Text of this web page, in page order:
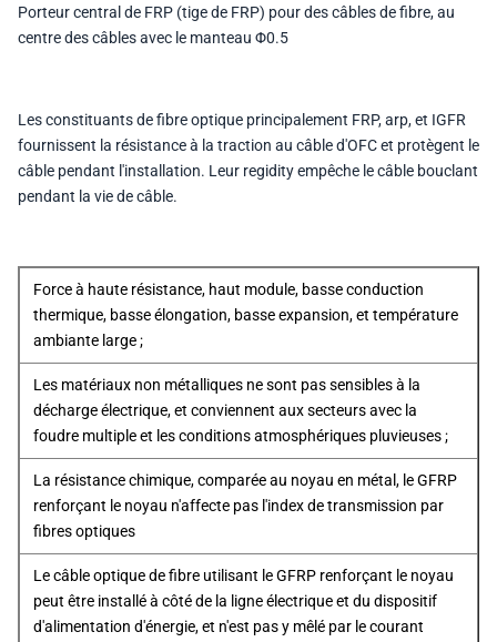
Porteur central de FRP (tige de FRP) pour des câbles de fibre, au
centre des câbles avec le manteau Φ0.5
Les constituants de fibre optique principalement FRP, arp, et IGFR
fournissent la résistance à la traction au câble d'OFC et protègent le
câble pendant l'installation. Leur regidity empêche le câble bouclant
pendant la vie de câble.
Force à haute résistance, haut module, basse conduction
thermique, basse élongation, basse expansion, et température
ambiante large ;
Les matériaux non métalliques ne sont pas sensibles à la
décharge électrique, et conviennent aux secteurs avec la
foudre multiple et les conditions atmosphériques pluvieuses ;
La résistance chimique, comparée au noyau en métal, le GFRP
renforçant le noyau n'affecte pas l'index de transmission par
fibres optiques
Le câble optique de fibre utilisant le GFRP renforçant le noyau
peut être installé à côté de la ligne électrique et du dispositif
d'alimentation d'énergie, et n'est pas y mêlé par le courant